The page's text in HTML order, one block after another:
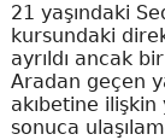
21 yaşındaki
kursundaki
ayrıldı ancak
Aradan geçen
akıbetine
sonuca